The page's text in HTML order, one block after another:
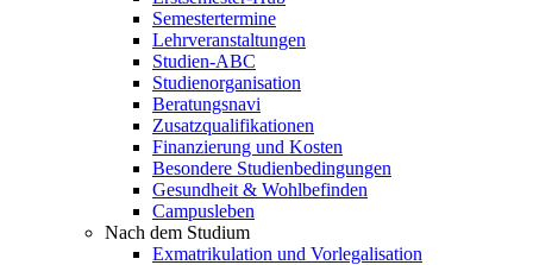
Semestertermine
Lehrveranstaltungen
Studien-ABC
Studienorganisation
Beratungsnavi
Zusatzqualifikationen
Finanzierung und Kosten
Besondere Studienbedingungen
Gesundheit & Wohlbefinden
Campusleben
Nach dem Studium
Exmatrikulation und Vorlegalisation